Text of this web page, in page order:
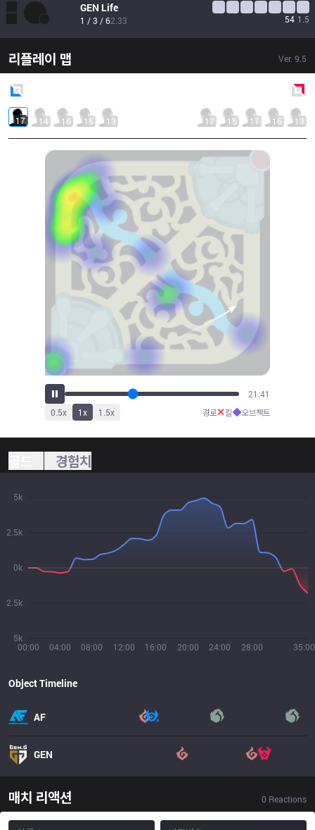
GEN Life
1 / 3 / 62.33 54 1.5
리플레이 맵 Ver. 9.5
17 14 16 15 13 17 15 17 16 13
23:25
0.5x 1x 1.5x 경로✕킬◆오브젝트
경험치
00:00 04:00 08:00 12:00 16:00 20:00 24:00 28:00 35:00
5k
2.5k
0k
2.5k
5k
Object Timeline
AF
GEN
매치 리액션 0 Reactions